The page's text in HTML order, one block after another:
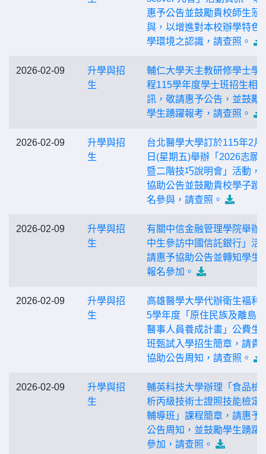
惠予公告並鼓勵貴校師生蒞
與，以增進對本校辦學特色
學環境之認識，請查照。
2026-02-09
升學與招
生
輔仁大學天主教研修學士學
程115學年度學士班招生相
訊，敬請惠予公告，並鼓勵
學生踴躍報考，請查照。
2026-02-09
升學與招
生
台北醫學大學訂於115年2月
日(星期五)舉辦「2026志願
暨二階技巧說明會」活動，
協助公告並鼓勵貴校學子踴
名參與，請查照。
2026-02-09
升學與招
生
有關中信金融管理學院舉辦
中生參訪中國信託銀行」活
請惠予協助公告並轉知學生
報名參加。
2026-02-09
升學與招
生
高雄醫學大學代辦衛生福利
5學年度「原住民族及離島
醫事人員養成計畫」公費生
班甄試入學招生簡章，請貴
協助公告周知，請查照。
2026-02-09
升學與招
生
輔英科技大學辦理「食品檢
析丙級技術士證照技能檢定
輔導班」課程簡章，請惠予
公告周知，並鼓勵學生踴躍
參加，請查照。